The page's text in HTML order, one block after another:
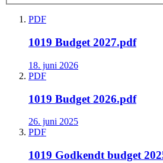
PDF
1019 Budget 2027.pdf
18. juni 2026
PDF
1019 Budget 2026.pdf
26. juni 2025
PDF
1019 Godkendt budget